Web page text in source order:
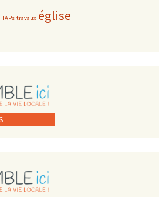
TAPs travaux église